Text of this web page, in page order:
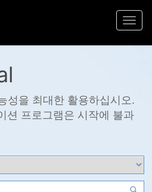
성을 최대한 활용하십시오.
션 프로그램은 시작에 불과